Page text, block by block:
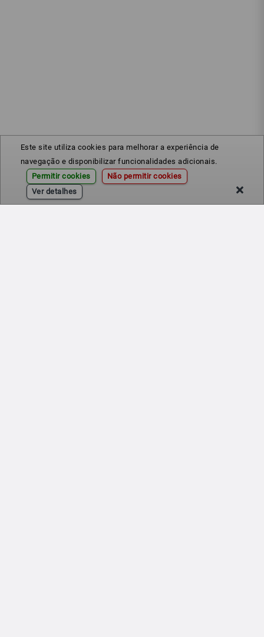
Este site utiliza cookies para melhorar a experiência de
navegação e disponibilizar funcionalidades adicionais.
Permitir cookies
Não permitir cookies
Ver detalhes